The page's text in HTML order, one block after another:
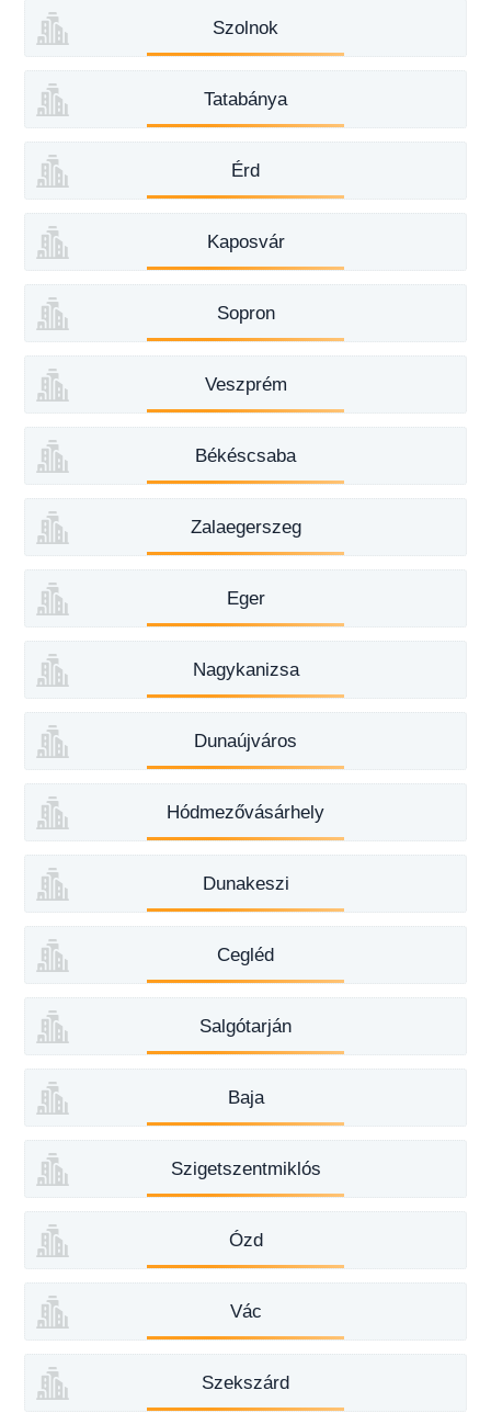
Szolnok
Tatabánya
Érd
Kaposvár
Sopron
Veszprém
Békéscsaba
Zalaegerszeg
Eger
Nagykanizsa
Dunaújváros
Hódmezővásárhely
Dunakeszi
Cegléd
Salgótarján
Baja
Szigetszentmiklós
Ózd
Vác
Szekszárd